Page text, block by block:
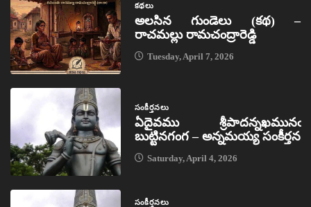
కథలు
అలసిన గుండెలు (కథ) –
రాచమల్లు రామచంద్రారెడ్డి
Tuesday, April 7, 2026
సంకీర్తనలు
ఏదైవము శ్రీపాదన్నఖమునఁ
బుట్టినగంగ – అన్నమయ్య సంకీర్తన
Saturday, April 4, 2026
సంకీర్తనలు